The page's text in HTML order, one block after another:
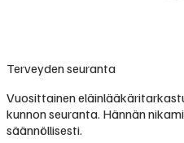
Terveyden seuranta
Vuosittainen
kunnon seuranta. Hännän
säännöllisesti.